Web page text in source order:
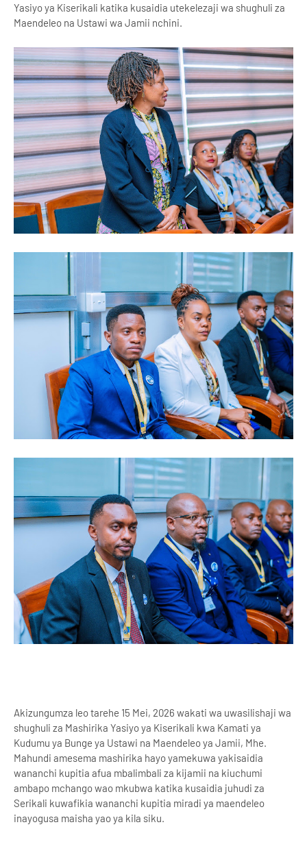
Yasiyo ya Kiserikali katika kusaidia utekelezaji wa shughuli za
Maendeleo na Ustawi wa Jamii nchini.
Akizungumza leo tarehe 15 Mei, 2026 wakati wa uwasilishaji wa
shughuli za Mashirika Yasiyo ya Kiserikali kwa Kamati ya
Kudumu ya Bunge ya Ustawi na Maendeleo ya Jamii, Mhe.
Mahundi amesema mashirika hayo yamekuwa yakisaidia
wananchi kupitia afua mbalimbali za kijamii na kiuchumi
ambapo mchango wao mkubwa katika kusaidia juhudi za
Serikali kuwafikia wananchi kupitia miradi ya maendeleo
inayogusa maisha yao ya kila siku.